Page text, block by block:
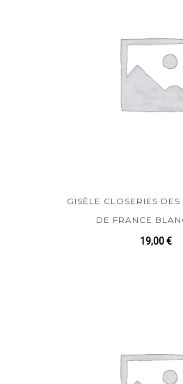
GISÈLE CLOSERIES DES
DE FRANCE
19,00€